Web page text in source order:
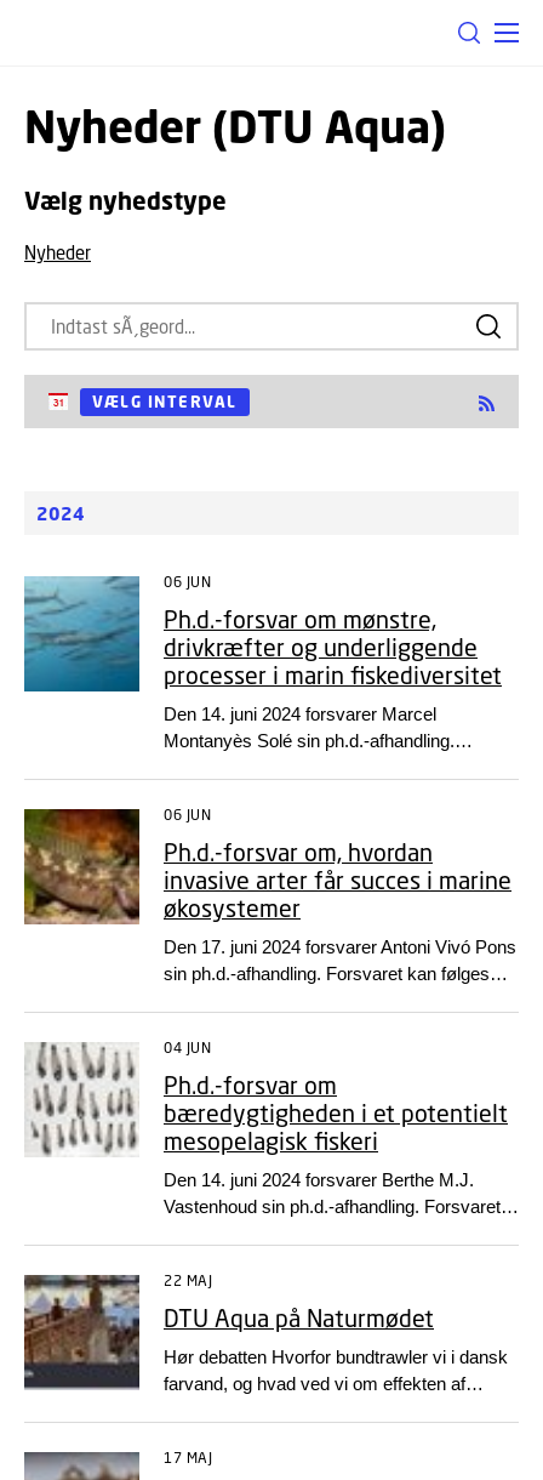
Nyheder (DTU Aqua)
Vælg nyhedstype
Nyheder
VÆLG INTERVAL
VÆLG INTERVAL
2024
06 JUN
Ph.d.-forsvar om mønstre,
drivkræfter og underliggende
processer i marin fiskediversitet
Den 14. juni 2024 forsvarer Marcel
Montanyès Solé sin ph.d.-afhandling.
06 JUN
Ph.d.-forsvar om, hvordan
invasive arter får succes i marine
økosystemer
Den 17. juni 2024 forsvarer Antoni Vivó Pons
sin ph.d.-afhandling. Forsvaret kan følges
04 JUN
Ph.d.-forsvar om
bæredygtigheden i et potentielt
mesopelagisk fiskeri
Den 14. juni 2024 forsvarer Berthe M.J.
Vastenhoud sin ph.d.-afhandling. Forsvaret
22 MAJ
DTU Aqua på Naturmødet
Hør debatten Hvorfor bundtrawler vi i dansk
farvand, og hvad ved vi om effekten af
og kyst, når...
17 MAJ